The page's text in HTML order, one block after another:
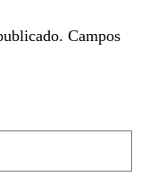
Campos